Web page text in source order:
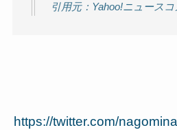
引用元：Yahoo!ニュース
https://twitter.com/